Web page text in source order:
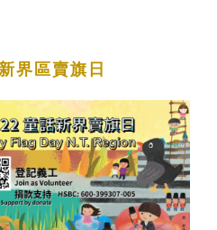
界區賣旗日